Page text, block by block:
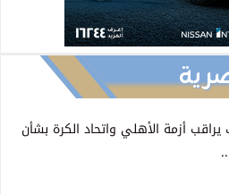
يراقب أزمة الأهلي واتحاد الكرة بشأن